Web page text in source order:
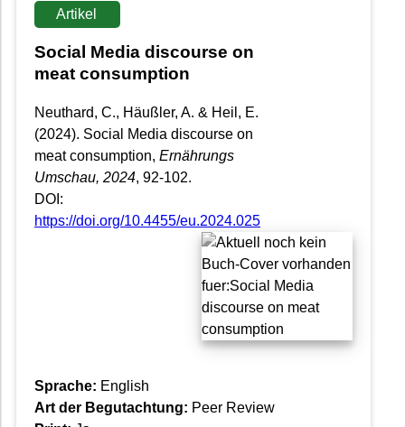
Newsletter
Barrierefreiheit
Artikel
Social Media discourse on
meat consumption
Neuthard, C., Häußler, A. & Heil, E.
(2024). Social Media discourse on
meat consumption, Ernährungs
Umschau, 2024, 92-102.
DOI:
https://doi.org/10.4455/eu.2024.025
Sprache: English
Art der Begutachtung: Peer Review